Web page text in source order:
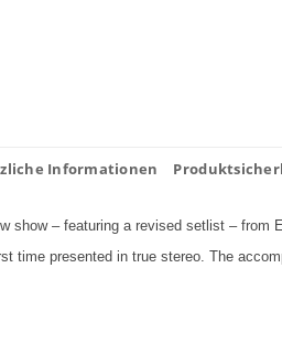
Informationen
show – featuring a revised setlist – from
time presented in true stereo. The